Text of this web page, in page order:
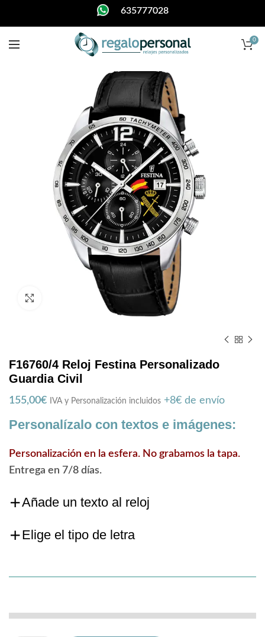
635777028
0
F16760/4 Reloj Festina Personalizado
Guardia Civil
155,00€ IVA y Personalización incluidos +8€ de envío
Personalízalo con textos e imágenes:
Personalización en la esfera. No grabamos la tapa.
Entrega en 7/8 días.
Añade un texto al reloj
Elige el tipo de letra